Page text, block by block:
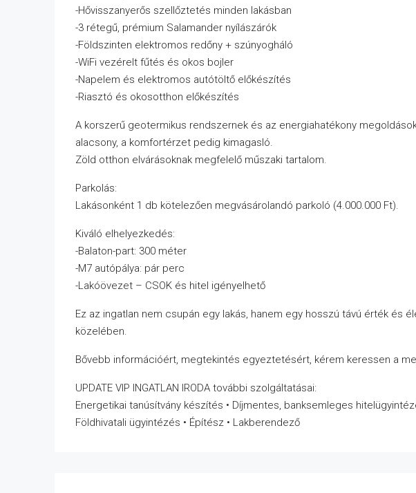
-Hővisszanyerős szellőztetés minden lakásban
-3 rétegű, prémium Salamander nyílászárók
-Földszinten elektromos redőny + szúnyogháló
-WiFi vezérelt fűtés és okos bojler
-Napelem és elektromos autótöltő előkészítés
-Riasztó és okosotthon előkészítés
A korszerű geotermikus rendszernek és az energiahatékony
alacsony, a komfortérzet pedig kimagasló.
Zöld otthon elvárásoknak megfelelő műszaki tartalom.
Parkolás:
Lakásonként 1 db kötelezően megvásárolandó parkoló (4.000.000 Ft).
Kiváló elhelyezkedés:
-Balaton-part: 300 méter
-M7 autópálya: pár perc
-Lakóövezet – CSOK és hitel igényelhető
Ez az ingatlan nem csupán egy lakás, hanem egy hosszú távú érték és
közelében.
Bővebb információért, megtekintés egyeztetésért, kérem keressen a
UPDATE VIP INGATLAN IRODA további szolgáltatásai:
Energetikai tanúsítvány készítés • Díjmentes, banksemleges
Földhivatali ügyintézés • Építész • Lakberendező